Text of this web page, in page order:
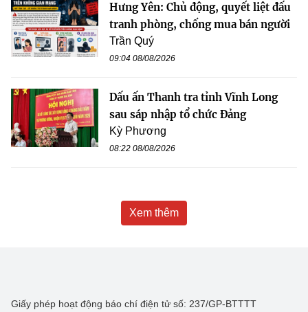
Hưng Yên: Chủ động, quyết liệt đấu
tranh phòng, chống mua bán người
Trần Quý
09:04 08/08/2026
Dấu ấn Thanh tra tỉnh Vĩnh Long
sau sáp nhập tổ chức Đảng
Kỳ Phương
08:22 08/08/2026
Xem thêm
Giấy phép hoạt động báo chí điện tử số: 237/GP-BTTTT